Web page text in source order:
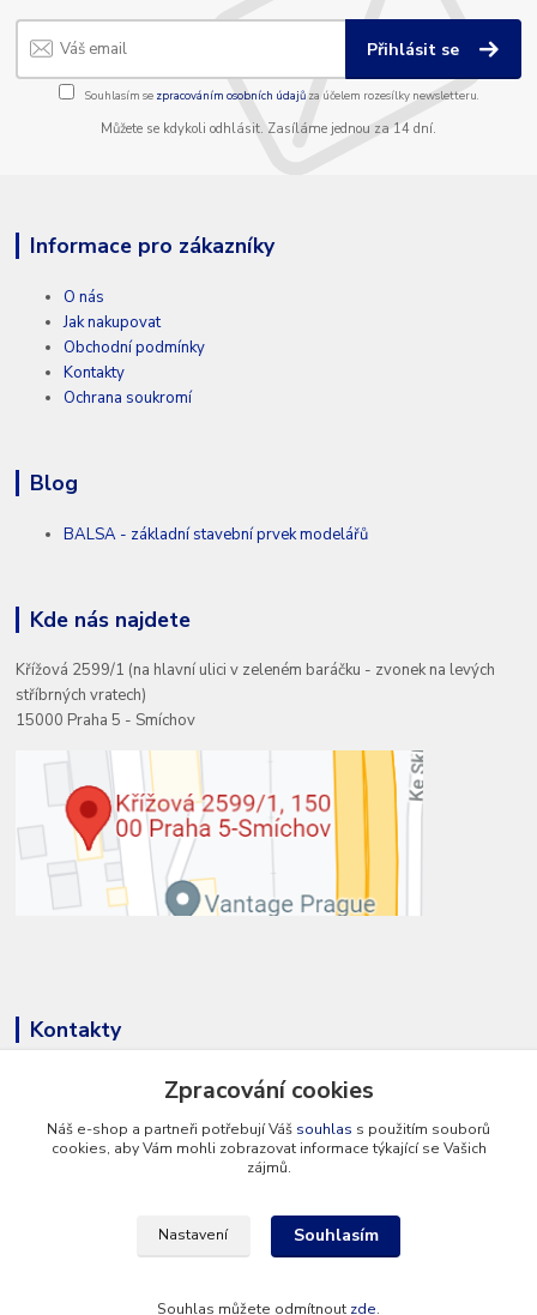
Přihlásit se
Souhlasím se zpracováním osobních údajůza účelem rozesílky newsletteru.
Můžete se kdykoli odhlásit. Zasíláme jednou za 14 dní.
Informace pro zákazníky
O nás
Jak nakupovat
Obchodní podmínky
Kontakty
Ochrana soukromí
Blog
BALSA - základní stavební prvek modelářů
Kde nás najdete
Křížová 2599/1 (na hlavní ulici v zeleném baráčku - zvonek na levých
stříbrných vratech)
15000 Praha 5 - Smíchov
Kontakty
info@hvp-modell.cz
Zpracování cookies
Náš e-shop a partneři potřebují Váš souhlas s použitím souborů
cookies, aby Vám mohli zobrazovat informace týkající se Vašich
zájmů.
Nastavení Souhlasím
Souhlas můžete odmítnout zde.